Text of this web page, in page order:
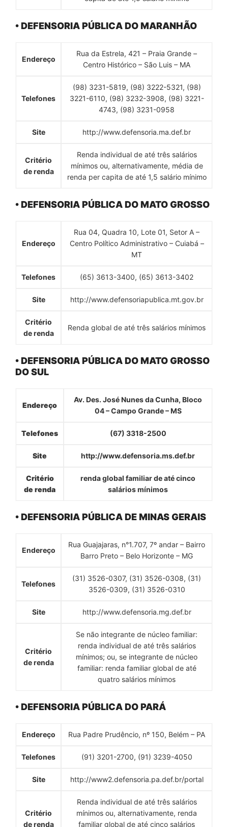
• DEFENSORIA PÚBLICA DO MARANHÃO
Endereço
Rua da Estrela, 421 – Praia Grande –
Centro Histórico – São Luis – MA
Telefones
(98) 3231-5819, (98) 3222-5321, (98)
3221-6110, (98) 3232-3908, (98) 3221-
4743, (98) 3231-0958
Site http://www.defensoria.ma.def.br
Critério
de renda
Renda individual de até três salários
mínimos ou, alternativamente, média de
renda per capita de até 1,5 salário mínimo
• DEFENSORIA PÚBLICA DO MATO GROSSO
Endereço
Rua 04, Quadra 10, Lote 01, Setor A –
Centro Político Administrativo – Cuiabá –
MT
Telefones (65) 3613-3400, (65) 3613-3402
Site http://www.defensoriapublica.mt.gov.br
Critério
de renda
Renda global de até três salários mínimos
• DEFENSORIA PÚBLICA DO MATO GROSSO
DO SUL
Endereço
Av. Des. José Nunes da Cunha, Bloco
04 – Campo Grande – MS
Telefones (67) 3318-2500
Site http://www.defensoria.ms.def.br
Critério
de renda
renda global familiar de até cinco
salários mínimos
• DEFENSORIA PÚBLICA DE MINAS GERAIS
Endereço
Rua Guajajaras, n°1.707, 7º andar – Bairro
Barro Preto – Belo Horizonte – MG
Telefones
(31) 3526-0307, (31) 3526-0308, (31)
3526-0309, (31) 3526-0310
Site http://www.defensoria.mg.def.br
Critério
de renda
Se não integrante de núcleo familiar:
renda individual de até três salários
mínimos; ou, se integrante de núcleo
familiar: renda familiar global de até
quatro salários mínimos
• DEFENSORIA PÚBLICA DO PARÁ
Endereço Rua Padre Prudêncio, nº 150, Belém – PA
Telefones (91) 3201-2700, (91) 3239-4050
Site http://www2.defensoria.pa.def.br/portal
Critério
de renda
Renda individual de até três salários
mínimos ou, alternativamente, renda
familiar global de até cinco salários